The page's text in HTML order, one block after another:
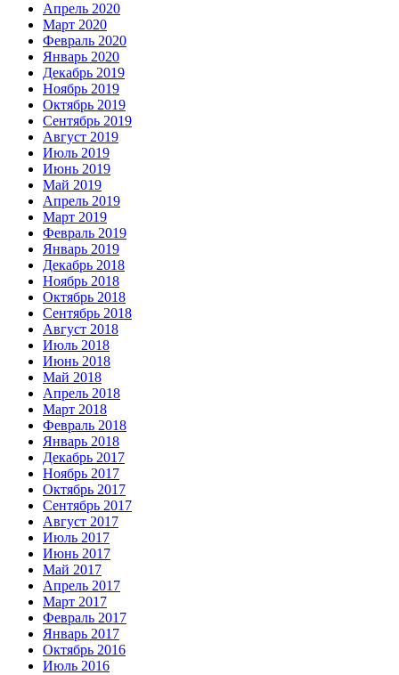
Апрель 2020
Март 2020
Февраль 2020
Январь 2020
Декабрь 2019
Ноябрь 2019
Октябрь 2019
Сентябрь 2019
Август 2019
Июль 2019
Июнь 2019
Май 2019
Апрель 2019
Март 2019
Февраль 2019
Январь 2019
Декабрь 2018
Ноябрь 2018
Октябрь 2018
Сентябрь 2018
Август 2018
Июль 2018
Июнь 2018
Май 2018
Апрель 2018
Март 2018
Февраль 2018
Январь 2018
Декабрь 2017
Ноябрь 2017
Октябрь 2017
Сентябрь 2017
Август 2017
Июль 2017
Июнь 2017
Май 2017
Апрель 2017
Март 2017
Февраль 2017
Январь 2017
Октябрь 2016
Июль 2016